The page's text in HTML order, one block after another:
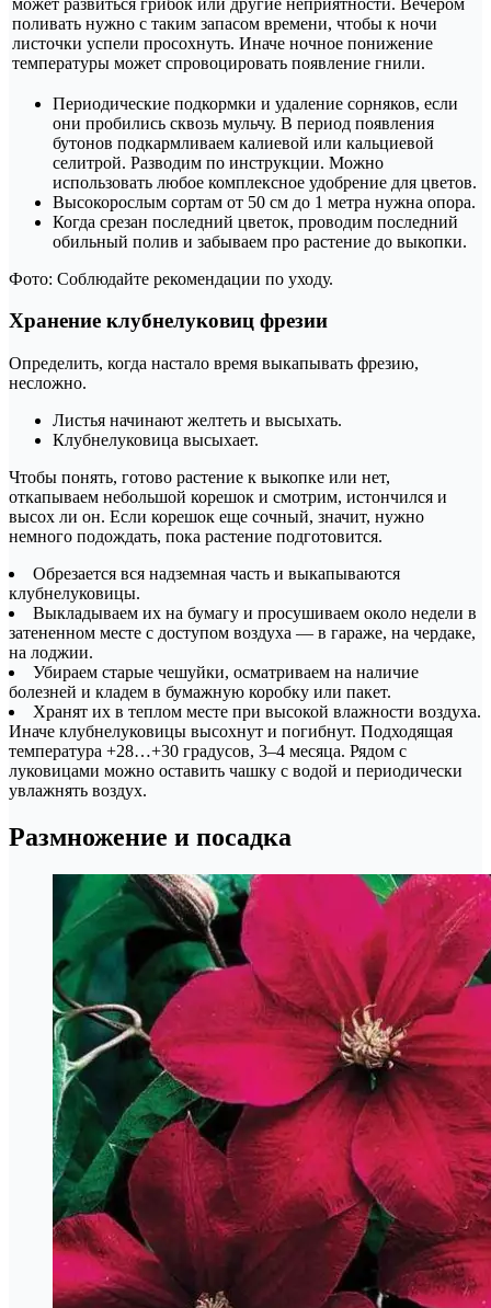
поливать нужно с таким запасом времени, чтобы к ночи
листочки успели просохнуть. Иначе ночное понижение
температуры может спровоцировать появление гнили.
Периодические подкормки и удаление сорняков, если
они пробились сквозь мульчу. В период появления
бутонов подкармливаем калиевой или кальциевой
селитрой. Разводим по инструкции. Можно
использовать любое комплексное удобрение для цветов.
Высокорослым сортам от 50 см до 1 метра нужна опора.
Когда срезан последний цветок, проводим последний
обильный полив и забываем про растение до выкопки.
Фото: Соблюдайте рекомендации по уходу.
Хранение клубнелуковиц фрезии
Определить, когда настало время выкапывать фрезию,
несложно.
Листья начинают желтеть и высыхать.
Клубнелуковица высыхает.
Чтобы понять, готово растение к выкопке или нет,
откапываем небольшой корешок и смотрим, истончился и
высох ли он. Если корешок еще сочный, значит, нужно
немного подождать, пока растение подготовится.
Обрезается вся надземная часть и выкапываются
клубнелуковицы.
Выкладываем их на бумагу и просушиваем около недели в
затененном месте с доступом воздуха — в гараже, на чердаке,
на лоджии.
Убираем старые чешуйки, осматриваем на наличие
болезней и кладем в бумажную коробку или пакет.
Хранят их в теплом месте при высокой влажности воздуха.
Иначе клубнелуковицы высохнут и погибнут. Подходящая
температура +28…+30 градусов, 3–4 месяца. Рядом с
луковицами можно оставить чашку с водой и периодически
увлажнять воздух.
Размножение и посадка